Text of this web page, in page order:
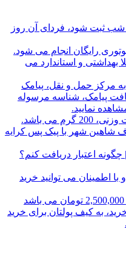
سفارش هایی که تا ساعت 11 شب ثبت شود، فردای آن روز
رایگان انجام می شود.
بهداشتی و استاندارد می
مرکز حمل و نقل، پیامک
پیامک، شناسه مرسوله
نمایید.
می باشد.
شاهین شهر با پیک پس کرایه
اعتبار دریافت کنم؟
اطمینان می توانید خرید
به کیف پولتان برای خرید